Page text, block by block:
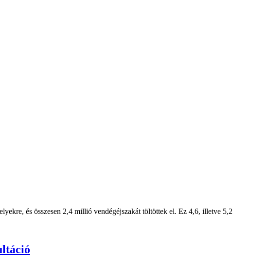
és összesen 2,4 millió vendégéjszakát töltöttek el. Ez 4,6, illetve 5,2